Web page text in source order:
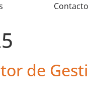
Contacto
de